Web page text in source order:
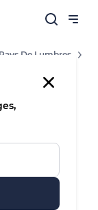
De Lumbres
de l'Aa